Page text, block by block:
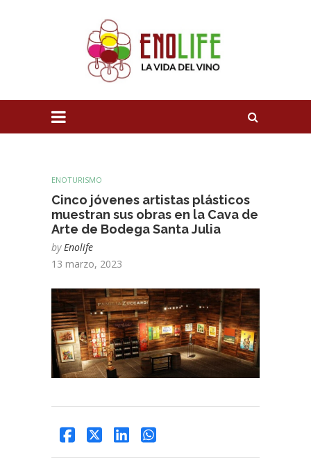
ENOTURISMO
Cinco jóvenes artistas plásticos
muestran sus obras en la Cava de
Arte de Bodega Santa Julia
by Enolife
13 marzo, 2023